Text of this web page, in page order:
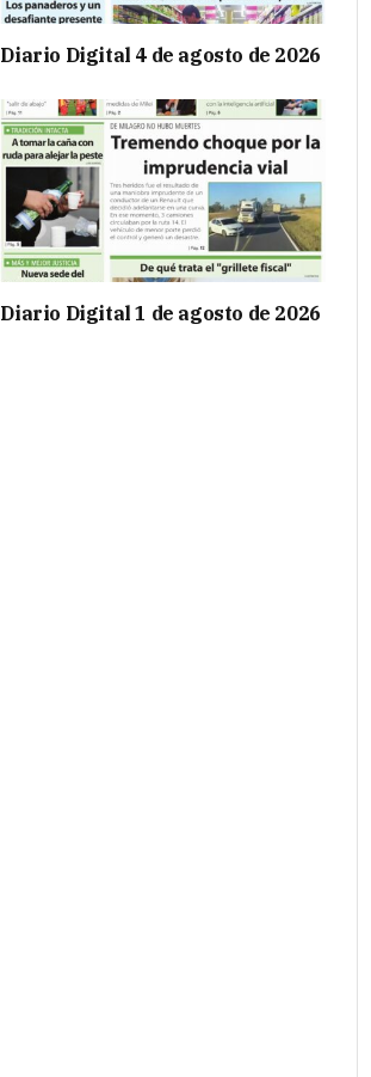
Diario Digital 4 de agosto de 2026
Diario Digital 1 de agosto de 2026